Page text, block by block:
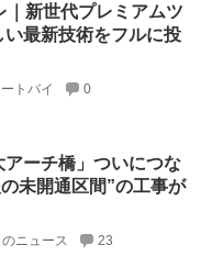
｜新世代プレミアムツ
い最新技術をフルに投
トバイ 0
アーチ橋」ついにつな
未開通区間”の工事が
ニュース 23